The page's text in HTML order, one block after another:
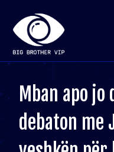
Mban apo
debaton me